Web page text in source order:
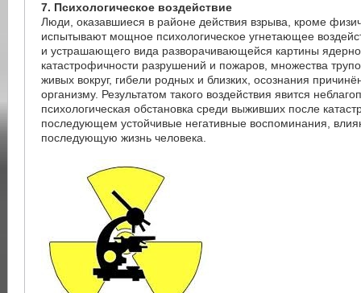
7. Психологическое воздействие
Люди, оказавшиеся в районе действия взрыва, кроме
испытывают мощное психологическое угнетающее
и устрашающего вида разворачивающейся картины
катастрофичности разрушений и пожаров, множества
живых вокруг, гибели родных и близких, осознания
организму. Результатом такого воздействия явится
психологическая обстановка среди выживших после
последующем устойчивые негативные воспоминания,
последующую жизнь человека.